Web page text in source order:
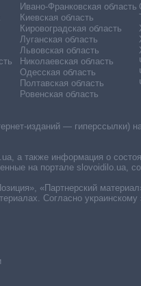
Ивано-Франковская область
Киевская область
Кировоградская область
Луганская область
Львовская область
Николаевская область
Одесская область
Полтавская область
Ровенская область
изданий — гиперссылки)
а также информация о
на портале slovoidilo.ua,
«Партнерский
Согласно украинскому